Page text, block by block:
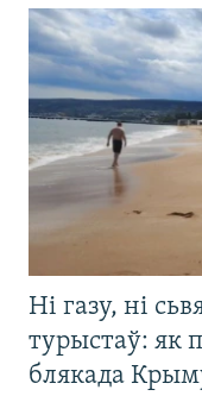
Ні газу, ні
турыстаў: як
блякада